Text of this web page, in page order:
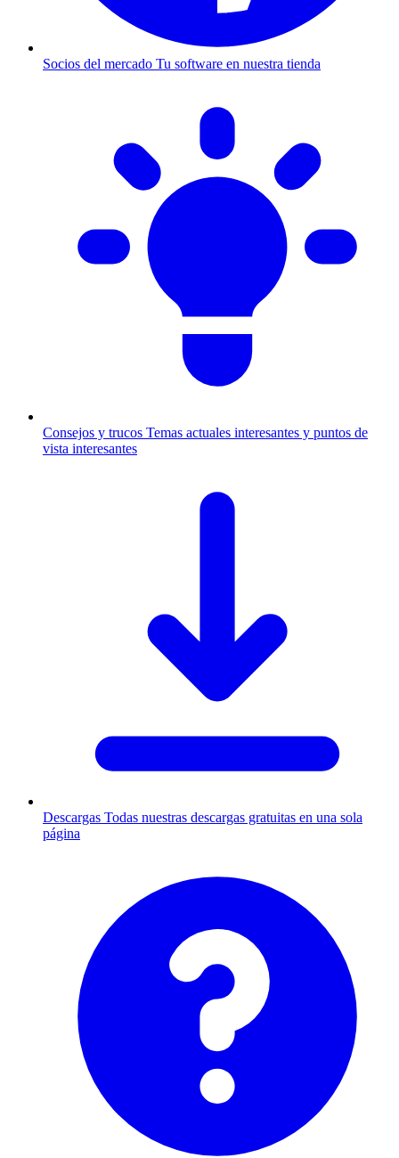
Socios del mercado Tu software en nuestra tienda
Consejos y trucos Temas actuales interesantes y puntos de
vista interesantes
Descargas Todas nuestras descargas gratuitas en una sola
página